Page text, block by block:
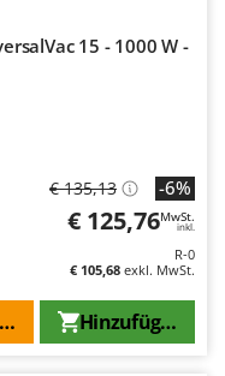
15 - 1000 W -
€ 135,13 -6%
€ 125,76MwSt.
inkl.
R-0
€ 105,68 exkl. MwSt.
Hinzufügen
Sie